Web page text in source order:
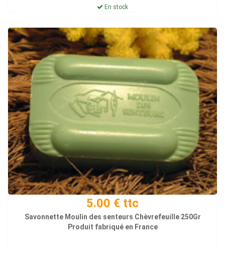
En stock
5.00 € ttc
Savonnette Moulin des senteurs Chèvrefeuille 250Gr
Produit fabriqué en France